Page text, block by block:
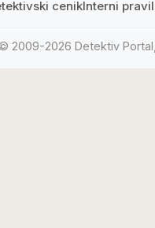
cenikInterni
2009-2026 Detektiv